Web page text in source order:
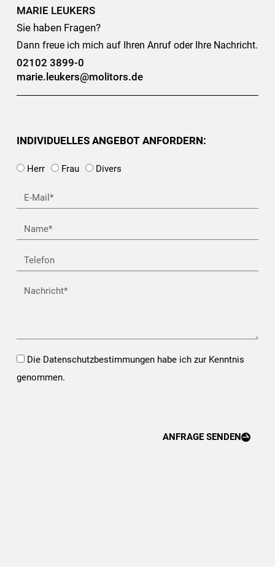
MARIE LEUKERS
Sie haben Fragen?
Dann freue ich mich auf Ihren Anruf oder Ihre Nachricht.
02102 3899-0
marie.leukers@molitors.de
INDIVIDUELLES ANGEBOT ANFORDERN:
Herr Frau Divers
Name
Telefon
Nachricht
Opt-
In*
Die Datenschutzbestimmungen habe ich zur Kenntnis
genommen.
ANFRAGE SENDEN